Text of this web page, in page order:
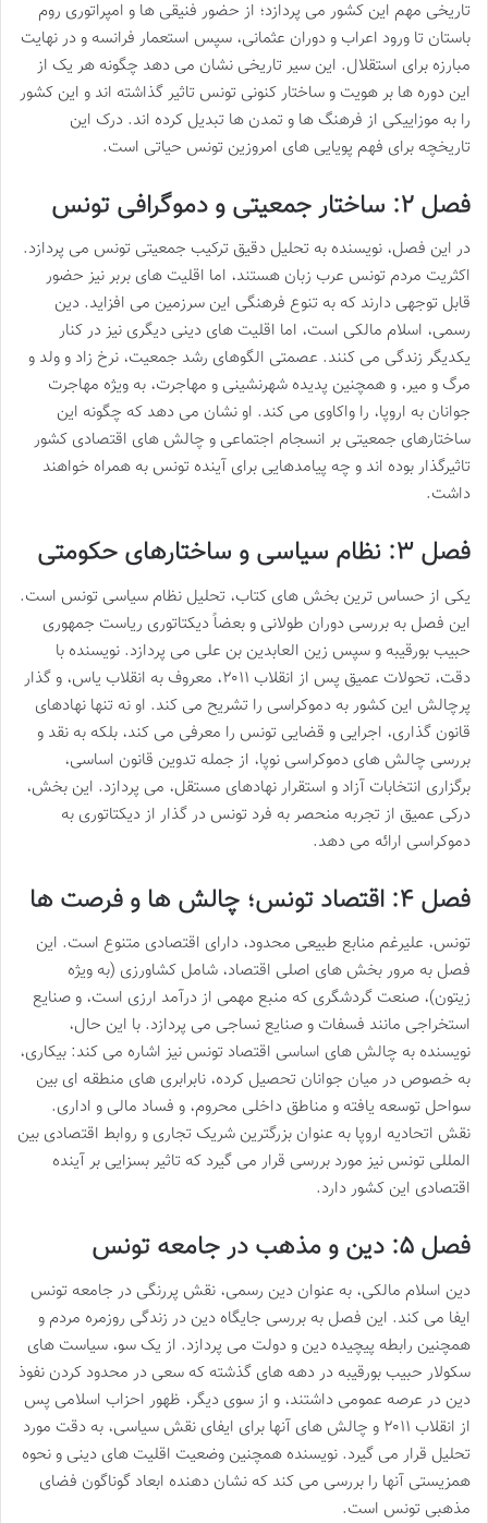
تاریخی مهم این کشور می پردازد؛ از حضور فنیقی ها و امپراتوری روم
باستان تا ورود اعراب و دوران عثمانی، سپس استعمار فرانسه و در نهایت
مبارزه برای استقلال. این سیر تاریخی نشان می دهد چگونه هر یک از
این دوره ها بر هویت و ساختار کنونی تونس تاثیر گذاشته اند و این کشور
را به موزاییکی از فرهنگ ها و تمدن ها تبدیل کرده اند. درک این
تاریخچه برای فهم پویایی های امروزین تونس حیاتی است.
فصل ۲: ساختار جمعیتی و دموگرافی تونس
در این فصل، نویسنده به تحلیل دقیق ترکیب جمعیتی تونس می پردازد.
اکثریت مردم تونس عرب زبان هستند، اما اقلیت های بربر نیز حضور
قابل توجهی دارند که به تنوع فرهنگی این سرزمین می افزاید. دین
رسمی، اسلام مالکی است، اما اقلیت های دینی دیگری نیز در کنار
یکدیگر زندگی می کنند. عصمتی الگوهای رشد جمعیت، نرخ زاد و ولد و
مرگ و میر، و همچنین پدیده شهرنشینی و مهاجرت، به ویژه مهاجرت
جوانان به اروپا، را واکاوی می کند. او نشان می دهد که چگونه این
ساختارهای جمعیتی بر انسجام اجتماعی و چالش های اقتصادی کشور
تاثیرگذار بوده اند و چه پیامدهایی برای آینده تونس به همراه خواهند
داشت.
فصل ۳: نظام سیاسی و ساختارهای حکومتی
یکی از حساس ترین بخش های کتاب، تحلیل نظام سیاسی تونس است.
این فصل به بررسی دوران طولانی و بعضاً دیکتاتوری ریاست جمهوری
حبیب بورقیبه و سپس زین العابدین بن علی می پردازد. نویسنده با
دقت، تحولات عمیق پس از انقلاب ۲۰۱۱، معروف به انقلاب یاس، و گذار
پرچالش این کشور به دموکراسی را تشریح می کند. او نه تنها نهادهای
قانون گذاری، اجرایی و قضایی تونس را معرفی می کند، بلکه به نقد و
بررسی چالش های دموکراسی نوپا، از جمله تدوین قانون اساسی،
برگزاری انتخابات آزاد و استقرار نهادهای مستقل، می پردازد. این بخش،
درکی عمیق از تجربه منحصر به فرد تونس در گذار از دیکتاتوری به
دموکراسی ارائه می دهد.
فصل ۴: اقتصاد تونس؛ چالش ها و فرصت ها
تونس، علیرغم منابع طبیعی محدود، دارای اقتصادی متنوع است. این
فصل به مرور بخش های اصلی اقتصاد، شامل کشاورزی (به ویژه
زیتون)، صنعت گردشگری که منبع مهمی از درآمد ارزی است، و صنایع
استخراجی مانند فسفات و صنایع نساجی می پردازد. با این حال،
نویسنده به چالش های اساسی اقتصاد تونس نیز اشاره می کند: بیکاری،
به خصوص در میان جوانان تحصیل کرده، نابرابری های منطقه ای بین
سواحل توسعه یافته و مناطق داخلی محروم، و فساد مالی و اداری.
نقش اتحادیه اروپا به عنوان بزرگترین شریک تجاری و روابط اقتصادی بین
المللی تونس نیز مورد بررسی قرار می گیرد که تاثیر بسزایی بر آینده
اقتصادی این کشور دارد.
فصل ۵: دین و مذهب در جامعه تونس
دین اسلام مالکی، به عنوان دین رسمی، نقش پررنگی در جامعه تونس
ایفا می کند. این فصل به بررسی جایگاه دین در زندگی روزمره مردم و
همچنین رابطه پیچیده دین و دولت می پردازد. از یک سو، سیاست های
سکولار حبیب بورقیبه در دهه های گذشته که سعی در محدود کردن نفوذ
دین در عرصه عمومی داشتند، و از سوی دیگر، ظهور احزاب اسلامی پس
از انقلاب ۲۰۱۱ و چالش های آنها برای ایفای نقش سیاسی، به دقت مورد
تحلیل قرار می گیرد. نویسنده همچنین وضعیت اقلیت های دینی و نحوه
همزیستی آنها را بررسی می کند که نشان دهنده ابعاد گوناگون فضای
مذهبی تونس است.